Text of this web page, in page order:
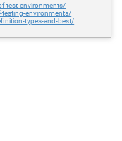
test-environments/
environments/
types-and-best/